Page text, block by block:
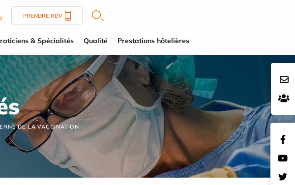
PRENDRE RDV
& Spécialités Qualité Prestations hôtelières
DE LA VACCINATION